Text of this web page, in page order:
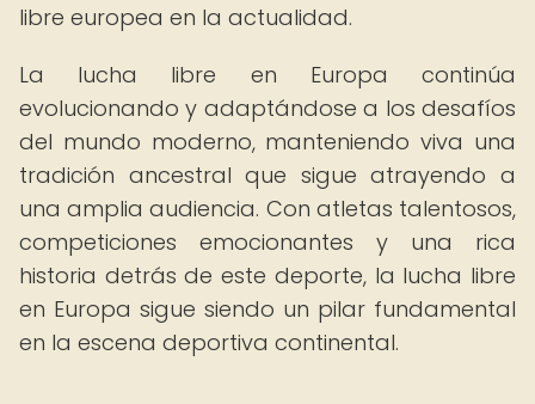
libre europea en la actualidad.
La lucha libre en Europa continúa
evolucionando y adaptándose a los desafíos
del mundo moderno, manteniendo viva una
tradición ancestral que sigue atrayendo a
una amplia audiencia. Con atletas talentosos,
competiciones emocionantes y una rica
historia detrás de este deporte, la lucha libre
en Europa sigue siendo un pilar fundamental
en la escena deportiva continental.